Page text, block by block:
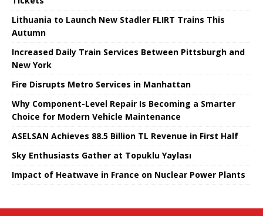
Lithuania to Launch New Stadler FLIRT Trains This
Autumn
Increased Daily Train Services Between Pittsburgh and
New York
Fire Disrupts Metro Services in Manhattan
Why Component-Level Repair Is Becoming a Smarter
Choice for Modern Vehicle Maintenance
ASELSAN Achieves 88.5 Billion TL Revenue in First Half
Sky Enthusiasts Gather at Topuklu Yaylası
Impact of Heatwave in France on Nuclear Power Plants